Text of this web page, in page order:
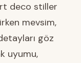
deco stiller
mevsim,
göz
uyumu,